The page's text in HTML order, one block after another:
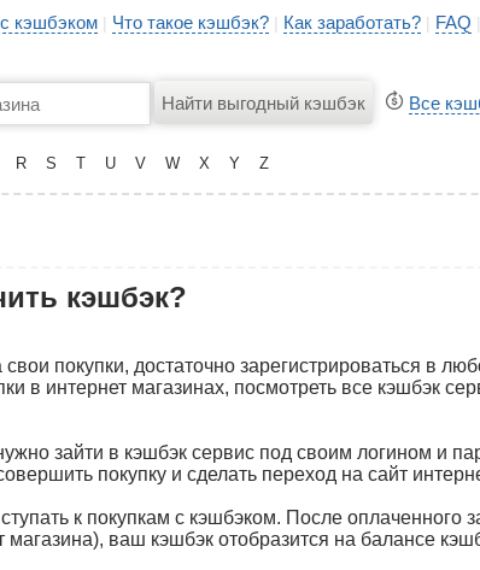
кэшбэком | Что такое кэшбэк? | Как заработать? | FAQ
Все
R S T U V W X Y Z
кэшбэк?
покупки, достаточно зарегистрироваться в
в интернет магазинах, посмотреть все кэшбэк
зайти в кэшбэк сервис под своим логином и
покупку и сделать переход на сайт
к покупкам с кэшбэком. После оплаченного
магазина), ваш кэшбэк отобразится на балансе